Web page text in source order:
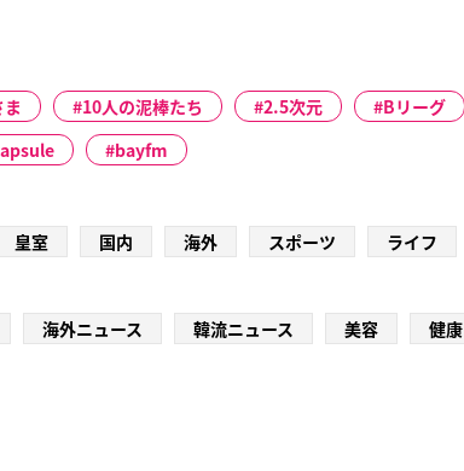
10人の泥棒たち 2.5次元 Bリーグ
bayfm
皇室 国内 海外 スポーツ ライフ
海外ニュース 韓流ニュース 美容 健康